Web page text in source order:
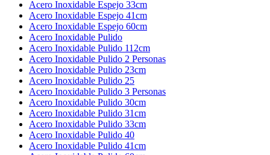
Acero Inoxidable Espejo 33cm
Acero Inoxidable Espejo 41cm
Acero Inoxidable Espejo 60cm
Acero Inoxidable Pulido
Acero Inoxidable Pulido 112cm
Acero Inoxidable Pulido 2 Personas
Acero Inoxidable Pulido 23cm
Acero Inoxidable Pulido 25
Acero Inoxidable Pulido 3 Personas
Acero Inoxidable Pulido 30cm
Acero Inoxidable Pulido 31cm
Acero Inoxidable Pulido 33cm
Acero Inoxidable Pulido 40
Acero Inoxidable Pulido 41cm